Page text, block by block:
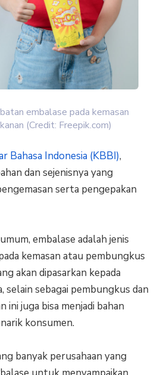
embalase pada kemasan
(Credit: Freepik.com)
Bahasa Indonesia (KBBI),
dan sejenisnya yang
serta pengepakan
embalase adalah jenis
kemasan atau pembungkus
akan dipasarkan kepada
selain sebagai pembungkus dan
ini juga bisa menjadi bahan
konsumen.
banyak perusahaan yang